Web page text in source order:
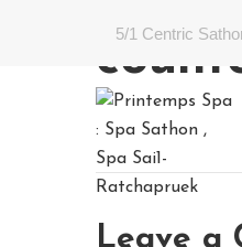
5/1 Centric
Leave a